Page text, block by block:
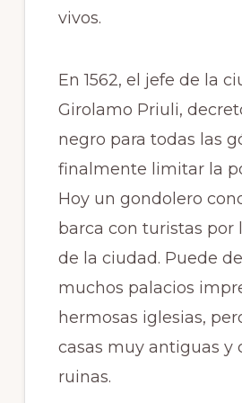
vivos.
En 1562, el jefe de la
Girolamo Priuli,
negro para todas las
finalmente limitar la
Hoy un gondolero
barca con turistas por
de la ciudad. Puede
muchos palacios
hermosas iglesias,
casas muy antiguas y
ruinas.